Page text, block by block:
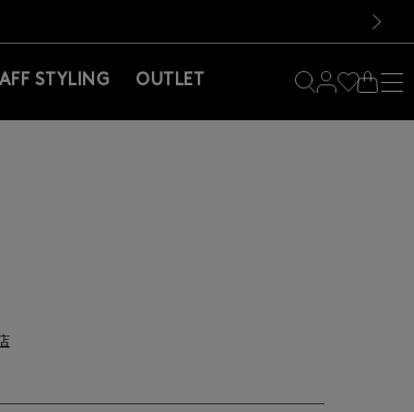
会員登録を！
会員登録を！
STYLING OUTLET